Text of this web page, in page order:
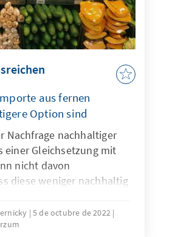
aus fernen
Option sind
Nachfrage nachhaltiger
Gleichsetzung mit
nicht davon
diese weniger nachhaltig
Lebensmittel-
wäre es für die EU sogar
5 de octubre de 2022